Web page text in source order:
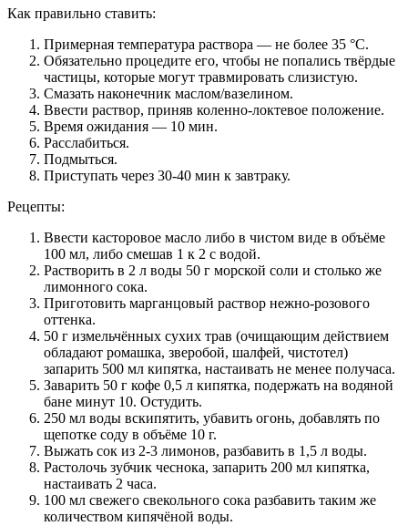
Как правильно ставить:
Примерная температура раствора — не более 35 °С.
Обязательно процедите его, чтобы не попались твёрдые
частицы, которые могут травмировать слизистую.
Смазать наконечник маслом/вазелином.
Ввести раствор, приняв коленно-локтевое положение.
Время ожидания — 10 мин.
Расслабиться.
Подмыться.
Приступать через 30-40 мин к завтраку.
Рецепты:
Ввести касторовое масло либо в чистом виде в объёме
100 мл, либо смешав 1 к 2 с водой.
Растворить в 2 л воды 50 г морской соли и столько же
лимонного сока.
Приготовить марганцовый раствор нежно-розового
оттенка.
50 г измельчённых сухих трав (очищающим действием
обладают ромашка, зверобой, шалфей, чистотел)
запарить 500 мл кипятка, настаивать не менее получаса.
Заварить 50 г кофе 0,5 л кипятка, подержать на водяной
бане минут 10. Остудить.
250 мл воды вскипятить, убавить огонь, добавлять по
щепотке соду в объёме 10 г.
Выжать сок из 2-3 лимонов, разбавить в 1,5 л воды.
Растолочь зубчик чеснока, запарить 200 мл кипятка,
настаивать 2 часа.
100 мл свежего свекольного сока разбавить таким же
количеством кипячёной воды.